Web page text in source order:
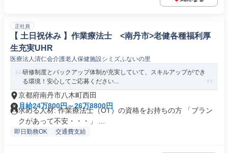
正社員
【 土日祝休み 】作業療法士 <南丹市>老健各種福利厚
生充実UHR
医療法人清仁会介護老人保健施設シミズふないの里
研修制度とバックアップ体制が充実していて、スキルアップができ
る環境！安心してご応募ください...
京都府南丹市八木町西田
月給24万800円～26万8800円
求める人材: 作業療法士（OT）の資格をお持ちの方 「ブラン
クがあって不安・・・」 ...
即日勤務OK 交通費支給